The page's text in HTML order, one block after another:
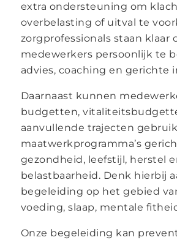
extra ondersteuning om
overbelasting of uitval te
zorgprofessionals staan klaar
medewerkers persoonlijk te
advies, coaching en gerichte
Daarnaast kunnen
budgetten,
aanvullende trajecten
maatwerkprogramma’s
gezondheid, leefstijl, herstel
belastbaarheid. Denk hierbij
begeleiding op het gebied
voeding, slaap, mentale
Onze begeleiding kan